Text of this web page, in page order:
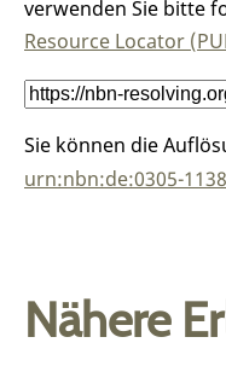
verwenden Sie bitte
Resource Locator
Sie können die
urn:nbn:de:0305-
Nähere